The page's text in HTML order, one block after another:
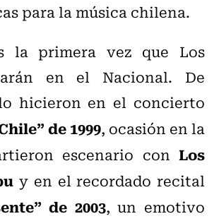
para la música chilena.
la primera vez que Los
en el Nacional. De
hicieron en el concierto
de 1999, ocasión en la
escenario con Los
y en el recordado recital
de 2003, un emotivo